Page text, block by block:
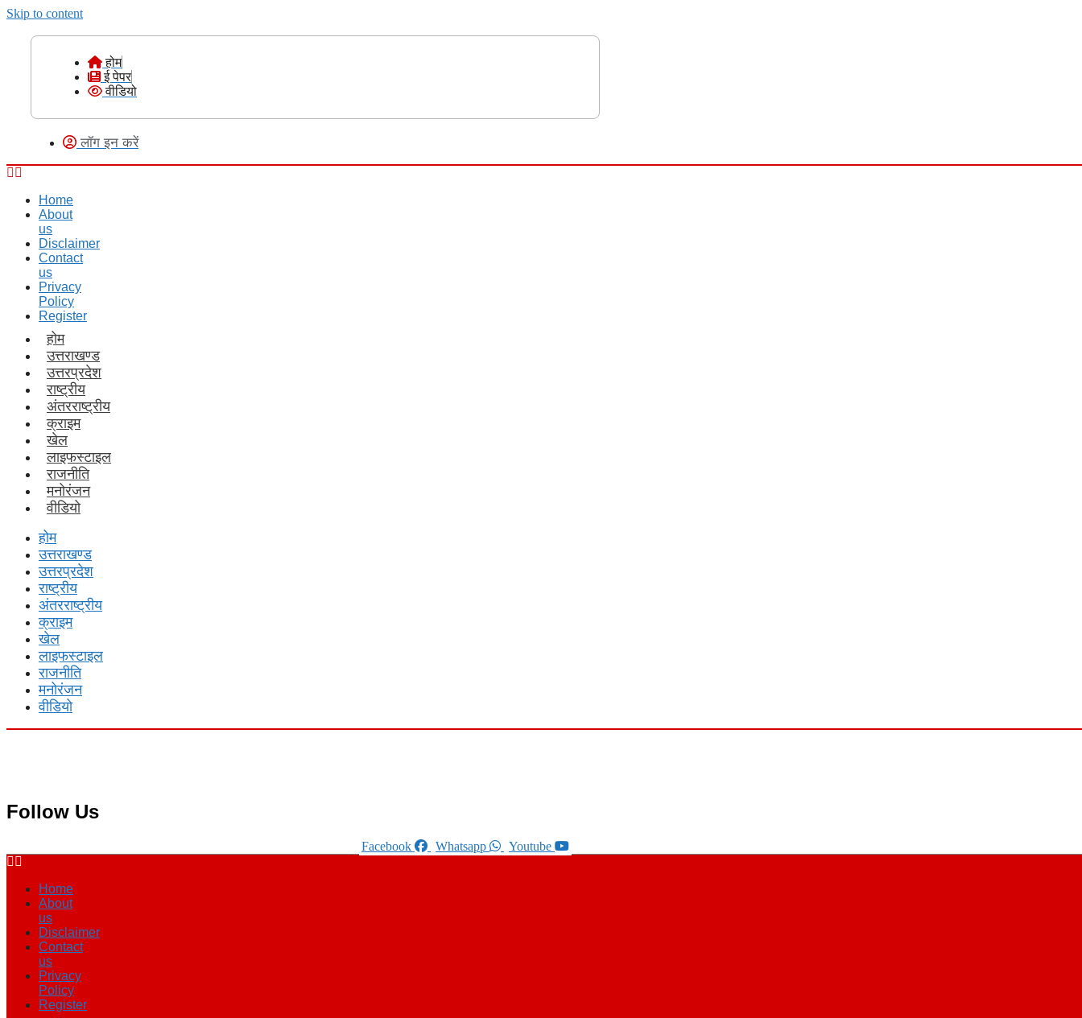
Skip to content
होम
ई पेपर
वीडियो
लॉग इन करें
Home
About
us
Disclaimer
Contact
us
Privacy
Policy
Register
होम
उत्तराखण्ड
उत्तरप्रदेश
राष्ट्रीय
अंतरराष्ट्रीय
क्राइम
खेल
लाइफस्‍टाइल
राजनीति
मनोरंजन
वीडियो
होम
उत्तराखण्ड
उत्तरप्रदेश
राष्ट्रीय
अंतरराष्ट्रीय
क्राइम
खेल
लाइफस्‍टाइल
राजनीति
मनोरंजन
वीडियो
Follow Us
Facebook Whatsapp Youtube
Home
About
us
Disclaimer
Contact
us
Privacy
Policy
Register